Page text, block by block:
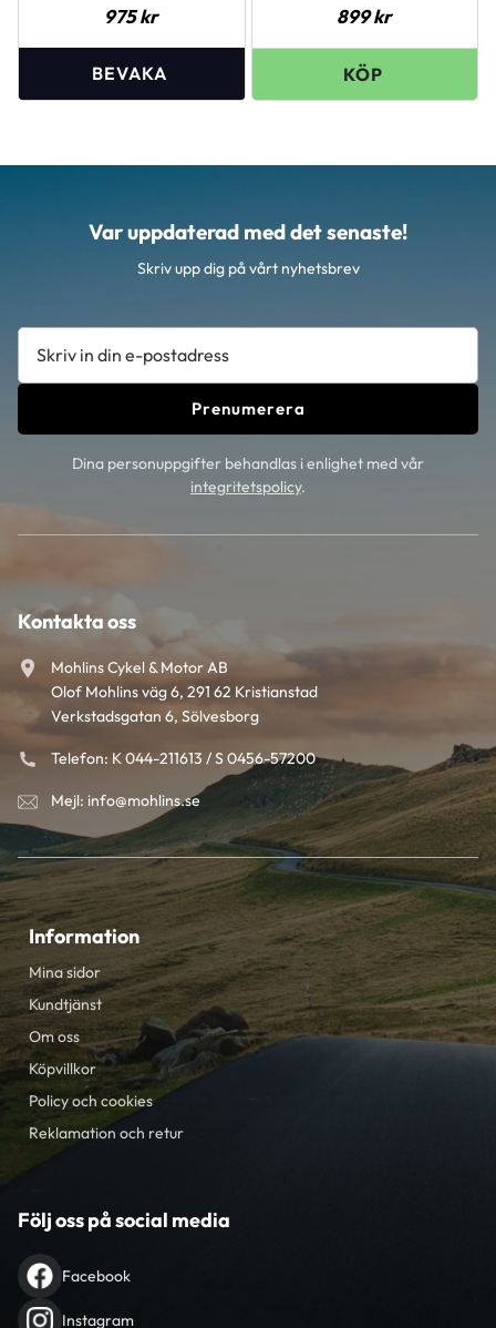
975kr 899kr
Var uppdaterad med det senaste!
Skriv upp dig på vårt nyhetsbrev
Prenumerera
Dina personuppgifter behandlas i enlighet med vår
integritetspolicy.
Kontakta oss
Mohlins Cykel & Motor AB
Olof Mohlins väg 6, 291 62 Kristianstad
Verkstadsgatan 6, Sölvesborg
Telefon: K 044-211613 / S 0456-57200
Mejl: info@mohlins.se
Information
Mina sidor
Kundtjänst
Om oss
Köpvillkor
Policy och cookies
Reklamation och retur
Följ oss på social media
Facebook
Instagram